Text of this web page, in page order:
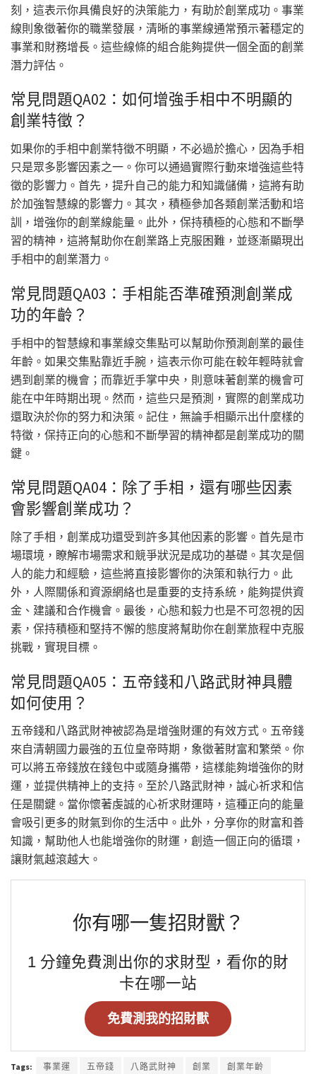
刻，這表示你具備良好的決策能力，有助於創業成功。事業
線則象徵著你的職業發展，清晰的事業線通常預示著穩定的
事業和財務增長。這些線條的組合能夠提供一個全面的創業
潛力評估。
常見問題QA02：如何增強手相中不明顯的
創業特徵？
如果你的手相中創業特徵不明顯，不必過於擔心，因為手相
只是眾多影響因素之一。你可以通過實際行動來增強這些特
徵的影響力。首先，提升自己的能力和知識儲備，這將有助
於加強智慧線的影響力。其次，積極參加各類創業活動和培
訓，增強你的創業線能量。此外，保持積極的心態和不斷學
習的精神，這將幫助你在創業路上克服困難，並逐漸顯現出
手相中的創業潛力。
常見問題QA03：手相能否準確預測創業成
功的年齡？
手相中的智慧線和事業線交集點可以幫助你預測創業的最佳
年齡。如果交集點靠近手腕，這表示你可能在較年輕時就會
遇到創業的機會；而靠近手掌中央，則意味著創業的機會可
能在中年時期出現。然而，這些只是預測，實際的創業成功
還取決於你的努力和決策。記住，無論手相顯示出什麼樣的
特徵，保持正向的心態和不斷學習的精神都是創業成功的關
鍵。
常見問題QA04：除了手相，還有哪些因素
會影響創業成功？
除了手相，創業成功還受到許多其他因素的影響。首先是市
場環境，瞭解市場需求和競爭狀況是成功的基礎。其次是個
人的能力和經驗，這些將直接影響你的決策和執行力。此
外，人際關係和資源網絡也是重要的支持系統，能夠提供資
金、建議和合作機會。最後，心態和毅力也是不可忽視的因
素，保持積極和堅持不懈的態度將幫助你在創業旅程中克服
挑戰，實現目標。
常見問題QA05：五帝錢和八路武財神具體
如何使用？
五帝錢和八路武財神被認為是增強財運的有效方式。五帝錢
來自清朝國力最強的五位皇帝時期，象徵著財富和繁榮。你
可以將五帝錢放在錢包中或隨身攜帶，這樣能夠增強你的財
運，並提供精神上的支持。至於八路武財神，誠心祈求和信
任是關鍵。當你懷著虔誠的心祈求財運時，這種正向的能量
會吸引更多的財氣到你的生活中。此外，分享你的財富和善
知識，幫助他人也能增強你的財運，創造一個正向的循環，
讓財氣越滾越大。
你有哪一隻招財獸？
1 分鐘免費測出你的求財型，看你的財
卡在哪一站
免費測我的招財獸
Tags: 事業運 五帝錢 八路武財神 創業
創業年齡